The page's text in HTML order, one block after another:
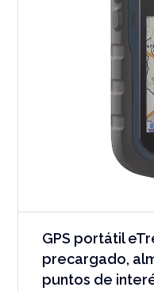
GPS portátil
precargado,
puntos de